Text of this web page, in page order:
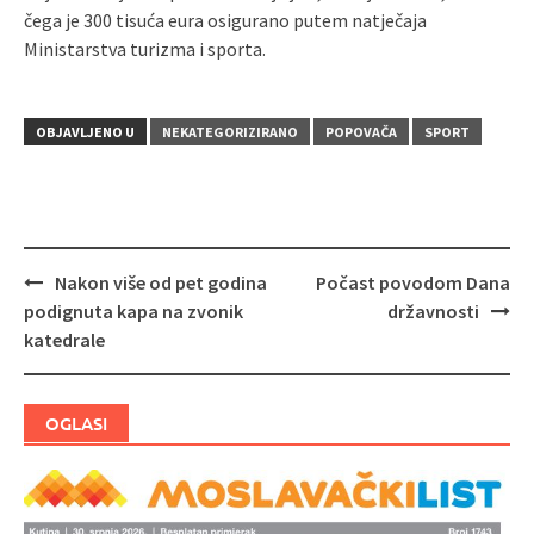
čega je 300 tisuća eura osigurano putem natječaja
Ministarstva turizma i sporta.
OBJAVLJENO U NEKATEGORIZIRANO POPOVAČA SPORT
Navigacija
objava
Nakon više od pet godina
podignuta kapa na zvonik
katedrale
Počast povodom Dana
državnosti
OGLASI